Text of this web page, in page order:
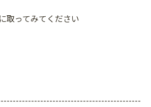
取ってみてください